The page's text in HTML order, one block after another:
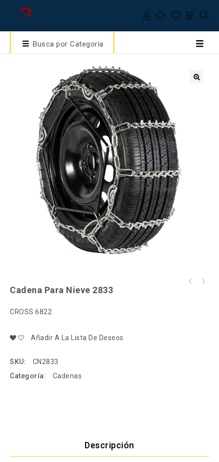
Busca por Categoría
Cadena Para Nieve 2833
CROSS 6822
Añadir A La Lista De Deseos
SKU:
CN2833
Categoría:
Cadenas
Descripción